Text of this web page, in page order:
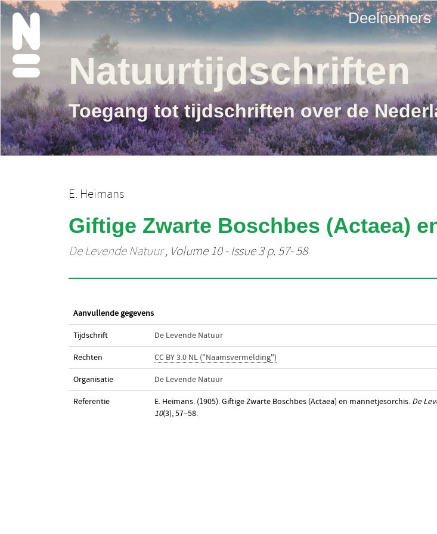
Deelnemers
Natuurtijdschriften
Toegang tot tijdschriften over de
E. Heimans
Giftige Zwarte Boschbes (Actaea)
De Levende Natuur, Volume 10 - Issue 3 p. 57- 58
Aanvullende gegevens
Tijdschrift De Levende Natuur
Rechten CC BY 3.0 NL ("Naamsvermelding")
Organisatie De Levende Natuur
Referentie E. Heimans. (1905). Giftige Zwarte Boschbes (Actaea) en mannetjesorchis. De
10(3), 57–58.